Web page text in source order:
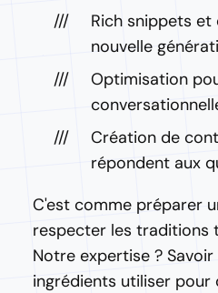
Rich snippets
nouvelle
Optimisation
Création de
répondent aux
C'est comme préparer
respecter les traditions
Notre expertise ?
ingrédients utiliser pour